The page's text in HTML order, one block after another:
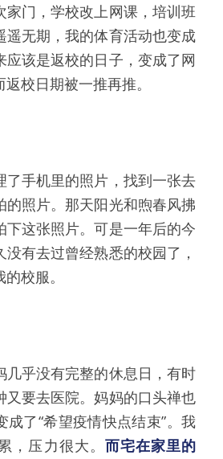
家门，学校改上网课，培训班
遥无期，我的体育活动也变成
应该是返校的日子，变成了网
校日期被一推再推。
了手机里的照片，找到一张去
的照片。那天阳光和煦春风拂
下这张照片。可是一年后的今
有去过曾经熟悉的校园了，
校服。
几乎没有完整的休息日，有时
又要去医院。妈妈的口头禅也
成了“希望疫情快点结束”。我
，压力很大。 而宅在家里的